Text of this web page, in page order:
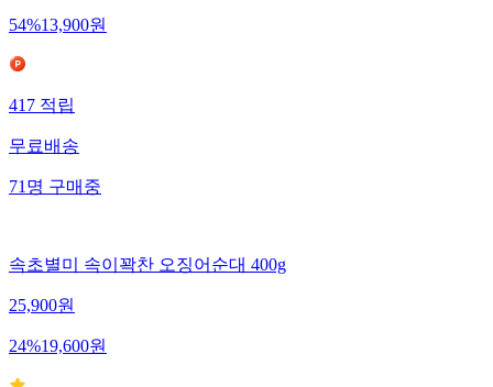
54%13,900원
417적립
무료배송
71명구매중
속초별미 속이꽉찬 오징어순대 400g
25,900원
24%19,600원